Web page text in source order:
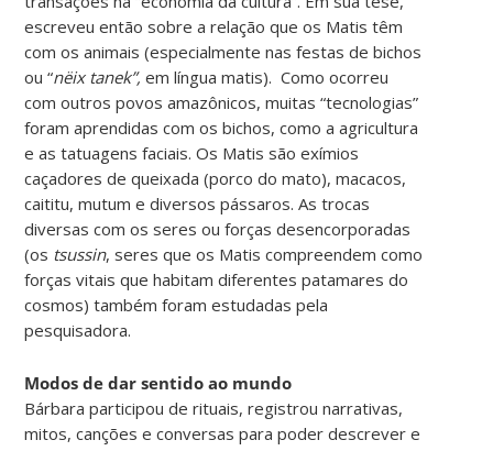
escreveu então sobre a relação que os Matis têm
com os animais (especialmente nas festas de bichos
ou “nëix tanek”,em língua matis). Como ocorreu
com outros povos amazônicos, muitas “tecnologias”
foram aprendidas com os bichos, como a agricultura
e as tatuagens faciais. Os Matis são exímios
caçadores de queixada (porco do mato), macacos,
caititu, mutum e diversos pássaros. As trocas
diversas com os seres ou forças desencorporadas
(os tsussin, seres que os Matis compreendem como
forças vitais que habitam diferentes patamares do
cosmos) também foram estudadas pela
pesquisadora.
Modos de dar sentido ao mundo
Bárbara participou de rituais, registrou narrativas,
mitos, canções e conversas para poder descrever e